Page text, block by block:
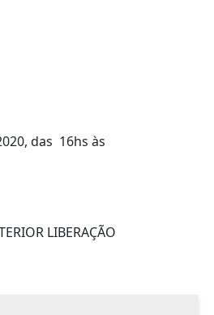
das 16hs às
LIBERAÇÃO